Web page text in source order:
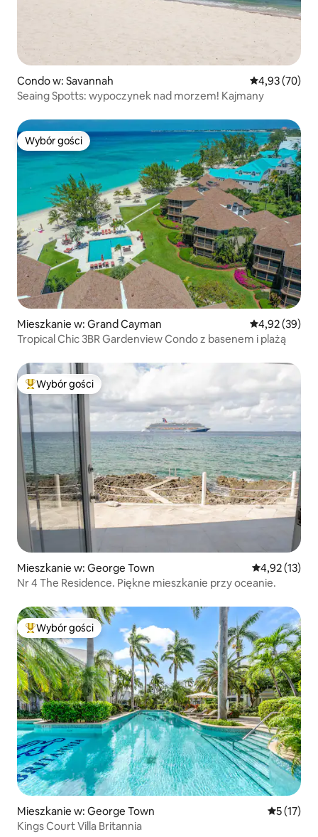
Condo w: Savannah Średnia
4,93 (70)
Seaing Spotts: wypoczynek nad morzem! Kajmany
Wybór gości
Wybór gości
Mieszkanie w: Grand Cayman Średnia
4,92 (39)
Tropical Chic 3BR Gardenview Condo z basenem i plażą
Najpopularniejsze z kategorii Wybór gości
Wybór gości
Mieszkanie w: George Town Średnia
4,92 (13)
Nr 4 The Residence. Piękne mieszkanie przy oceanie.
Najpopularniejsze z kategorii Wybór gości
Wybór gości
Mieszkanie w: George Town Średnia
5 (17)
Kings Court Villa Britannia